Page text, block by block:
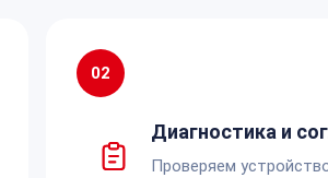
02
Диагностика и
Проверяем